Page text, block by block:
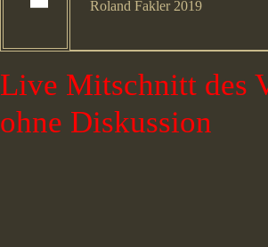
Roland Fakler 2019
Live Mitschnitt des
ohne Diskussion